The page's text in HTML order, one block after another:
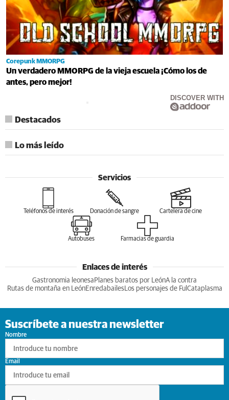
Corepunk MMORPG
Un verdadero MMORPG de la vieja escuela ¡Cómo los de
antes, pero mejor!
DISCOVER WITH
Destacados
Lo más leído
Servicios
Teléfonos de interés Donación de sangre Cartelera de cine
Autobuses Farmacias de guardia
Enlaces de interés
Gastronomia leonesa Planes baratos por LeónA la contra
Rutas de montaña en LeónEnredabailesLos personajes de Ful Cataplasma
Suscríbete a nuestra newsletter
Nombre
Email